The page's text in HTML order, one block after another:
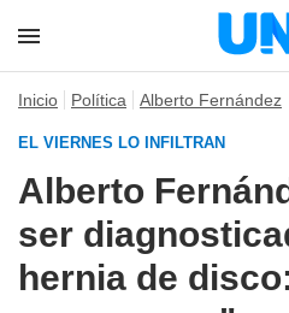
Inicio Política Alberto Fernández
EL VIERNES LO INFILTRAN
Alberto
ser
hernia de